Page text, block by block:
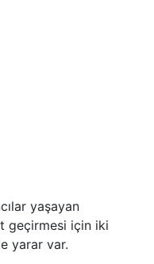
yaşayan
geçirmesi için iki
yarar var.